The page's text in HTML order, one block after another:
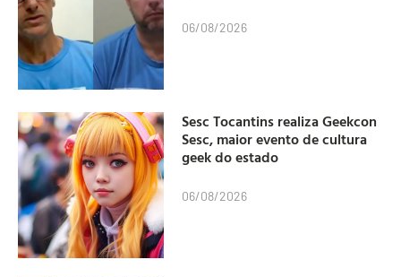
06/08/2026
Sesc Tocantins realiza Geekcon
Sesc, maior evento de cultura
geek do estado
06/08/2026